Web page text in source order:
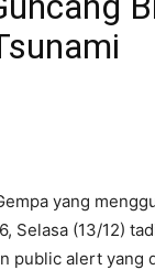
yang
Selasa (13/12)
public alert yang